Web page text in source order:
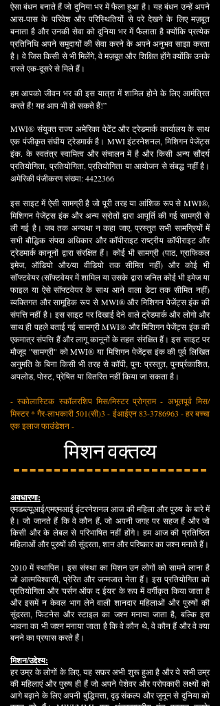
ऐसा बंधन बनाते हैं जो दुनिया भर में फैला हुआ है। यह बंधन उन्हें अपने
आस-पास के परिवेश और परिस्थितियों से परे देखने के लिए मज़बूत
बनाता है और उनकी सेवा को दुनिया भर में फैलाता है क्योंकि प्रत्येक
प्रतिनिधि अपने समुदायों की सेवा करने के अपने अनुभव साझा करता
है। वे जिस किसी से भी मिलेंगे, वे मज़बूत और शिक्षित होंगे क्योंकि उनके
रास्ते एक-दूसरे से मिले हैं।
हम आपको जीवन भर की इस यात्रा में शामिल होने के लिए आमंत्रित
करते हैं! यह आप भी हो सकते हैं!”
MWI® संयुक्त राज्य अमेरिका पेटेंट और ट्रेडमार्क कार्यालय के साथ
एक पंजीकृत संघीय ट्रेडमार्क है। MWI इंटरनेशनल, मिशिगन पेजेंट्स
इंक. के स्वतंत्र स्वामित्व और संचालन में है और किसी अन्य सौंदर्य
प्रतियोगिता, प्रतियोगिता, प्रतियोगिता या आयोजन से संबद्ध नहीं है।
अमेरिकी पंजीकरण संख्या:4422366
इस साइट में ऐसी सामग्री है जो पूरी तरह या आंशिक रूप से MWI®,
मिशिगन पेजेंट्स इंक और अन्य स्रोतों द्वारा आपूर्ति की गई सामग्री से
ली गई है। जब तक अन्यथा न कहा जाए, प्रस्तुत सभी सामग्रियों में
सभी बौद्धिक संपदा अधिकार और कॉपीराइट राष्ट्रीय कॉपीराइट और
ट्रेडमार्क कानूनों द्वारा संरक्षित हैं। कोई भी सामग्री (पाठ, ग्राफिकल
इमेज, ऑडियो और/या वीडियो तक सीमित नहीं) और कोई भी
सॉफ्टवेयर (सॉफ्टवेयर में शामिल या उसके द्वारा जनित कोई भी इमेज या
फाइल या ऐसे सॉफ्टवेयर के साथ आने वाला डेटा तक सीमित नहीं)
व्यक्तिगत और सामूहिक रूप से MWI® और मिशिगन पेजेंट्स इंक की
संपत्ति नहीं है। इस साइट पर दिखाई देने वाले ट्रेडमार्क और लोगो और
साथ ही पहले बताई गई सामग्री MWI® और मिशिगन पेजेंट्स इंक की
एकमात्र संपत्ति हैं और लागू कानूनों के तहत संरक्षित हैं। इस साइट पर
मौजूद "सामग्री" को MWI® या मिशिगन पेजेंट्स इंक की पूर्व लिखित
अनुमति के बिना किसी भी तरह से कॉपी, पुन: प्रस्तुत, पुनर्प्रकाशित,
अपलोड, पोस्ट, प्रेषित या वितरित नहीं किया जा सकता है।
- स्कोलास्टिक स्कॉलरशिप मिस/मिस्टर प्रोग्राम - अभूतपूर्व मिस/
मिस्टर * गैर-लाभकारी 501(सी)3 - ईआईएन83-3786963 - हर बच्चा
एक इलाज फाउंडेशन -
मिशन वक्तव्य
अवधारणा:
एमडब्ल्यूआई/एमएमआई इंटरनेशनल आज की महिला और पुरुष के बारे में
है। जो जानते हैं कि वे कौन हैं, जो अपनी जगह पर सहज हैं और जो
किसी और के लेबल से परिभाषित नहीं होंगे। हम आज की प्रतिष्ठित
महिलाओं और पुरुषों की सुंदरता, शान और परिष्कार का जश्न मनाते हैं।
2010 में स्थापित। इस संस्था का मिशन उन लोगों को सामने लाना है
जो आत्मविश्वासी, प्रेरित और जन्मजात नेता हैं। इस प्रतियोगिता को
प्रतियोगिता और 'पर्सन ऑफ द ईयर' के रूप में वर्गीकृत किया जाता है
और इसमें न केवल भाग लेने वाली शानदार महिलाओं और पुरुषों की
सुंदरता, फिटनेस और स्टाइल का जश्न मनाया जाता है, बल्कि इस
भावना का भी जश्न मनाया जाता है कि वे कौन थे, वे कौन हैं और वे क्या
बनने का प्रयास करते हैं।
मिशन/उद्देश्य:
हर उम्र के लोगों के लिए, यह सफ़र अभी शुरू हुआ है और ये सभी उम्र
की महिलाएं और पुरुष ही हैं जो अपने पेशेवर और परोपकारी लक्ष्यों को
आगे बढ़ाने के लिए अपनी बुद्धिमत्ता, दृढ़ संकल्प और जुनून से दुनिया को